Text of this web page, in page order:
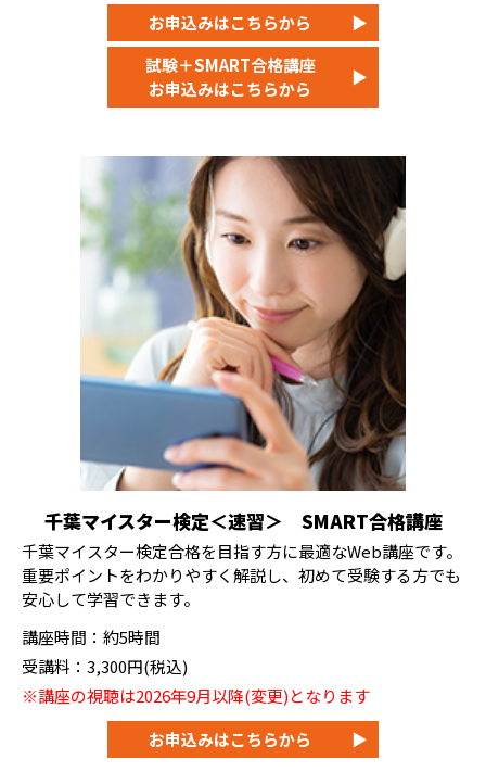
お申込みはこちらから
▶
試験＋SMART合格講座
お申込みはこちらから
▶
千葉マイスター検定＜速習＞ SMART合格講座
千葉マイスター検定合格を目指す方に最適なWeb講座です。
重要ポイントをわかりやすく解説し、初めて受験する方でも
安心して学習できます。
講座時間：約5時間
受講料：3,300円(税込)
※講座の視聴は2026年9月以降(変更)となります
お申込みはこちらから
▶